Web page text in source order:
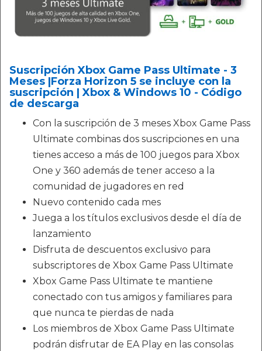
Suscripción Xbox Game Pass Ultimate - 3
Meses |Forza Horizon 5 se incluye con la
suscripción | Xbox & Windows 10 - Código
de descarga
Con la suscripción de 3 meses Xbox Game Pass
Ultimate combinas dos suscripciones en una
tienes acceso a más de 100 juegos para Xbox
One y 360 además de tener acceso a la
comunidad de jugadores en red
Nuevo contenido cada mes
Juega a los títulos exclusivos desde el día de
lanzamiento
Disfruta de descuentos exclusivo para
subscriptores de Xbox Game Pass Ultimate
Xbox Game Pass Ultimate te mantiene
conectado con tus amigos y familiares para
que nunca te pierdas de nada
Los miembros de Xbox Game Pass Ultimate
podrán disfrutar de EA Play en las consolas